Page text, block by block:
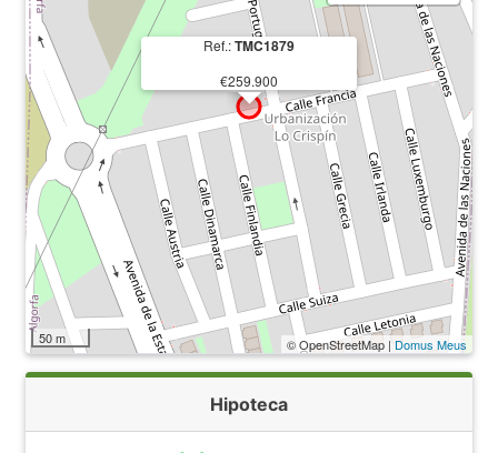
Ref.:TMC1879
€259.900
50 m © OpenStreetMap | Domus Meus
Hipoteca